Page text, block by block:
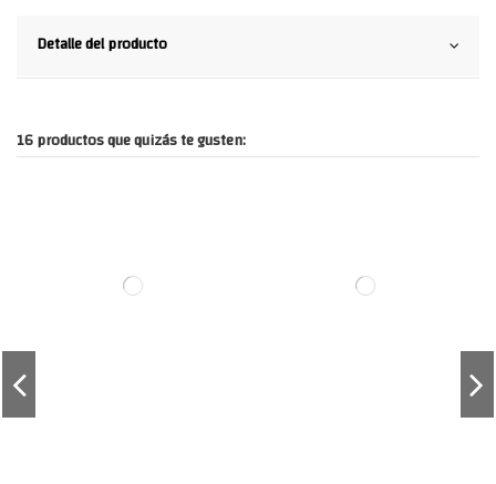
Detalle del producto
16 productos que quizás te gusten: